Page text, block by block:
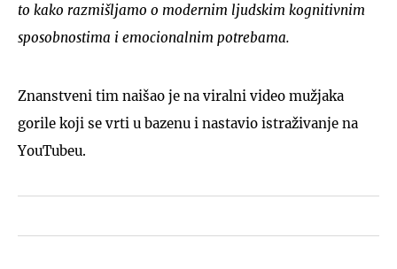
to kako razmišljamo o modernim ljudskim kognitivnim
sposobnostima i emocionalnim potrebama.
Znanstveni tim naišao je na viralni video mužjaka
gorile koji se vrti u bazenu i nastavio istraživanje na
YouTubeu.